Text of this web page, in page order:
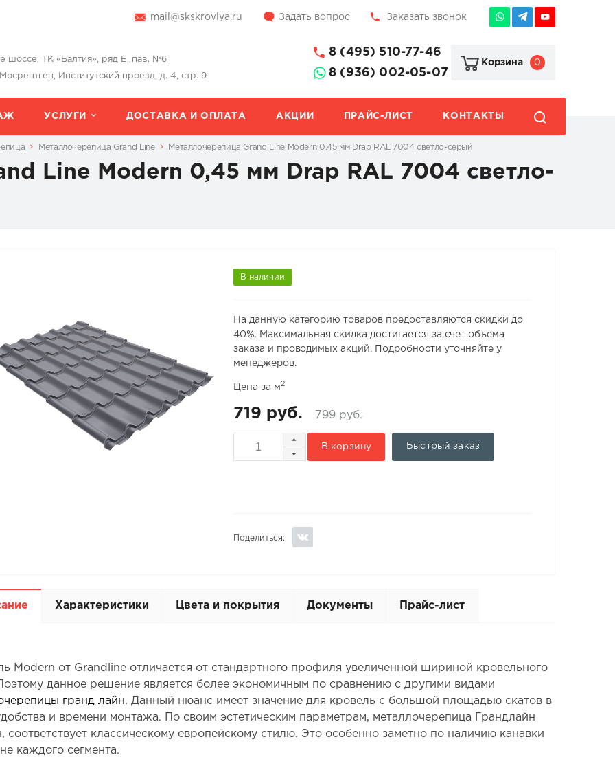
mail@skskrovlya.ru Задать вопрос Заказать звонок
шоссе, ТК «Балтия», ряд Е, пав. №6
Институтский проезд, д. 4, стр. 9
8 (495) 510-77-46
8 (936) 002-05-07
Корзина 0
УСЛУГИ ДОСТАВКА И ОПЛАТА АКЦИИ ПРАЙС-ЛИСТ КОНТАКТЫ
Металлочерепица Grand Line Металлочерепица Grand Line Modern 0,45 мм Drap RAL 7004 светло-серый
Line Modern 0,45 мм Drap RAL 7004 светло-
В наличии
На данную категорию товаров предоставляются скидки до
40%. Максимальная скидка достигается за счет объема
заказа и проводимых акций. Подробности уточняйте у
менеджеров.
Цена за м2
719 руб. 799 руб.
В корзину Быстрый заказ
Поделиться:
Характеристики Цвета и покрытия Документы Прайс-лист
Modern от Grandline отличается от стандартного профиля увеличенной шириной кровельного
данное решение является более экономичным по сравнению с другими видами
гранд лайн. Данный нюанс имеет значение для кровель с большой площадью скатов в
и времени монтажа. По своим эстетическим параметрам, металлочерепица Грандлайн
соответствует классическому европейскому стилю. Это особенно заметно по наличию канавки
каждого сегмента.